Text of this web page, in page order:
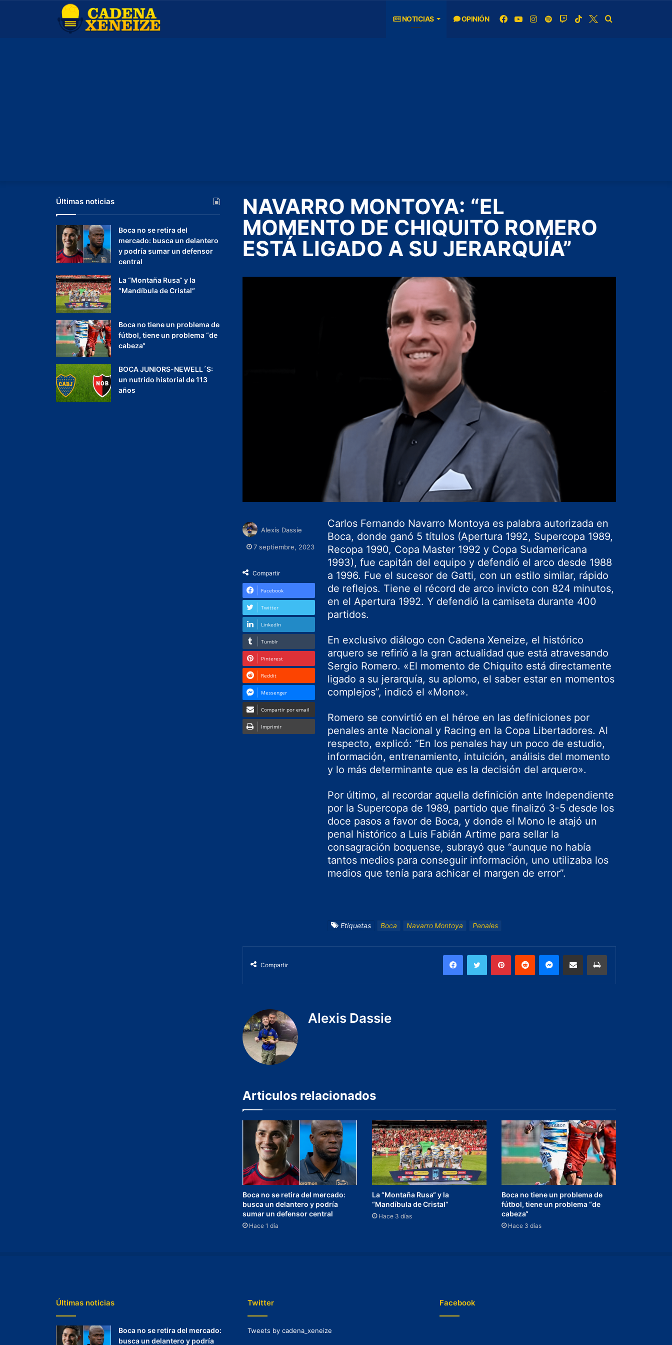
NOTICIAS OPINIÓN
NAVARRO MONTOYA: “EL
MOMENTO DE CHIQUITO ROMERO
ESTÁ LIGADO A SU JERARQUÍA”
Carlos Fernando Navarro Montoya es palabra autorizada en
Boca, donde ganó 5 títulos (Apertura 1992, Supercopa 1989,
Recopa 1990, Copa Master 1992 y Copa Sudamericana
1993), fue capitán del equipo y defendió el arco desde 1988
a 1996. Fue el sucesor de Gatti, con un estilo similar, rápido
de reflejos. Tiene el récord de arco invicto con 824 minutos,
en el Apertura 1992. Y defendió la camiseta durante 400
partidos.
En exclusivo diálogo con Cadena Xeneize, el histórico
arquero se refirió a la gran actualidad que está atravesando
Sergio Romero. «El momento de Chiquito está directamente
ligado a su jerarquía, su aplomo, el saber estar en momentos
complejos”, indicó el «Mono».
Romero se convirtió en el héroe en las definiciones por
penales ante Nacional y Racing en la Copa Libertadores. Al
respecto, explicó: “En los penales hay un poco de estudio,
información, entrenamiento, intuición, análisis del momento
y lo más determinante que es la decisión del arquero».
Por último, al recordar aquella definición ante Independiente
por la Supercopa de 1989, partido que finalizó 3-5 desde los
doce pasos a favor de Boca, y donde el Mono le atajó un
penal histórico a Luis Fabián Artime para sellar la
consagración boquense, subrayó que “aunque no había
tantos medios para conseguir información, uno utilizaba los
medios que tenía para achicar el margen de error”.
Etiquetas Boca Navarro Montoya Penales
Alexis Dassie
7 septiembre, 2023
Compartir
Facebook
Twitter
LinkedIn
Tumblr
Pinterest
Reddit
Messenger
Compartir por email
Imprimir
Compartir
Alexis Dassie
Articulos relacionados
Boca no se retira del mercado:
busca un delantero y podría
sumar un defensor central
Hace 1 día
La “Montaña Rusa“ y la
“Mandíbula de Cristal“
Hace 3 días
Boca no tiene un problema de
fútbol, tiene un problema “de
cabeza“
Hace 3 días
Últimas noticias
Boca no se retira del
mercado: busca un delantero
y podría sumar un defensor
central
La “Montaña Rusa“ y la
“Mandíbula de Cristal“
Boca no tiene un problema de
fútbol, tiene un problema “de
cabeza“
BOCA JUNIORS-NEWELL´S:
un nutrido historial de 113
años
Últimas noticias
Boca no se retira del mercado:
busca un delantero y podría
Twitter
Tweets by cadena_xeneize
Facebook